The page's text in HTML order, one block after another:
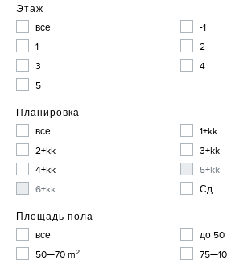
Этаж
все
-1
1
2
3
4
5
Планировка
все
1+kk
2+kk
3+kk
4+kk
5+kk
6+kk
Сд
Площадь пола
все
до 50
50—70 m2